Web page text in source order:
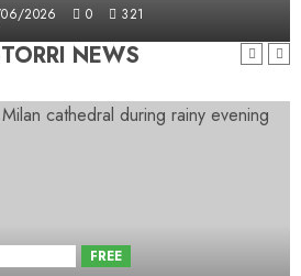
2026 0 321
NEWS
FREE